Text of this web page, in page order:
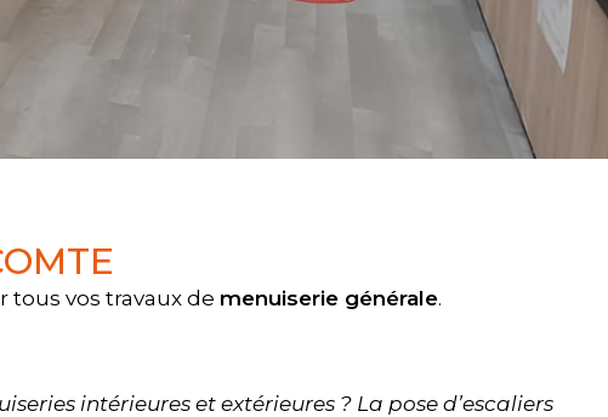
tous vos travaux de menuiserie générale.
intérieures et extérieures ? La pose d’escaliers